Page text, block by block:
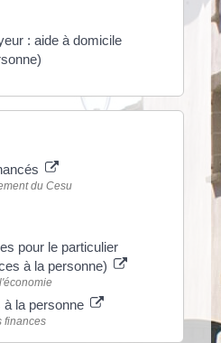
: aide à domicile
du Cesu
pour le particulier
à la personne)
la personne
finances